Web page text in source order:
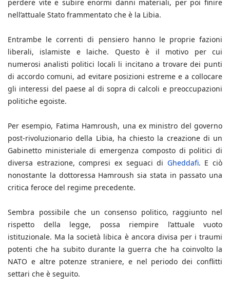
perdere vite e subire enormi danni materiali, per poi finire
nell’attuale Stato frammentato che è la Libia.
Entrambe le correnti di pensiero hanno le proprie fazioni
liberali, islamiste e laiche. Questo è il motivo per cui
numerosi analisti politici locali li incitano a trovare dei punti
di accordo comuni, ad evitare posizioni estreme e a collocare
gli interessi del paese al di sopra di calcoli e preoccupazioni
politiche egoiste.
Per esempio, Fatima Hamroush, una ex ministro del governo
post-rivoluzionario della Libia, ha chiesto la creazione di un
Gabinetto ministeriale di emergenza composto di politici di
diversa estrazione, compresi ex seguaci di Gheddafi. E ciò
nonostante la dottoressa Hamroush sia stata in passato una
critica feroce del regime precedente.
Sembra possibile che un consenso politico, raggiunto nel
rispetto della legge, possa riempire l’attuale vuoto
istituzionale. Ma la società libica è ancora divisa per i traumi
potenti che ha subito durante la guerra che ha coinvolto la
NATO e altre potenze straniere, e nel periodo dei conflitti
settari che è seguito.